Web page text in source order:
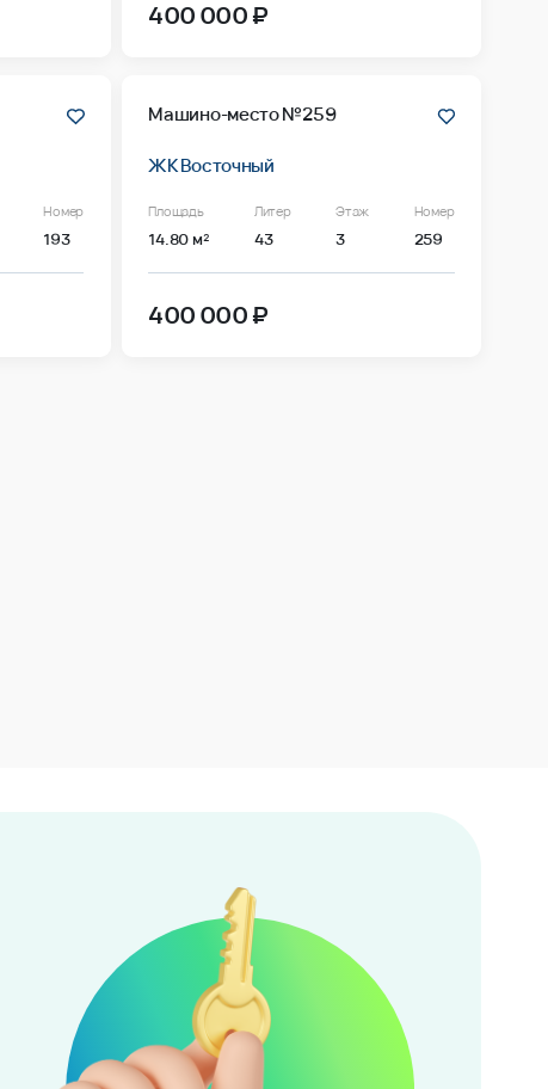
400 000 ₽
Номер
193
Машино-место №259
ЖК Восточный
Площадь
14.80 м²
Литер
43
Этаж
3
Номер
259
400 000 ₽